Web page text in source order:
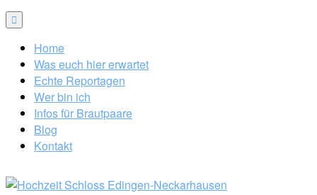
Home
Was euch hier erwartet
Echte Reportagen
Wer bin ich
Infos für Brautpaare
Blog
Kontakt